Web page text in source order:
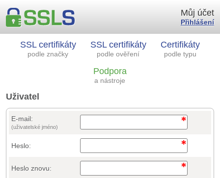
SSL certifikáty
podle značky
SSL certifikáty
podle ověření
Certifikáty
podle typu
Podpora
a nástroje
Můj účet
Přihlášení
Uživatel
E-mail:
(uživatelské jméno)
Heslo:
Heslo znovu: